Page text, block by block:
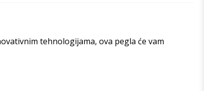
tehnologijama, ova pegla će vam